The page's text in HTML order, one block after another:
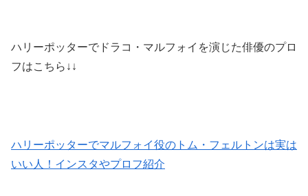
ハリーポッターでドラコ・マルフォイを演じた俳優のプロ
フはこちら↓↓
ハリーポッターでマルフォイ役のトム・フェルトンは実は
いい人！インスタやプロフ紹介